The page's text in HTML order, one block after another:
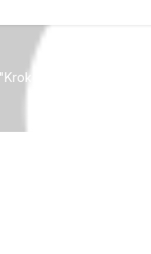
Eisenbahn per 1